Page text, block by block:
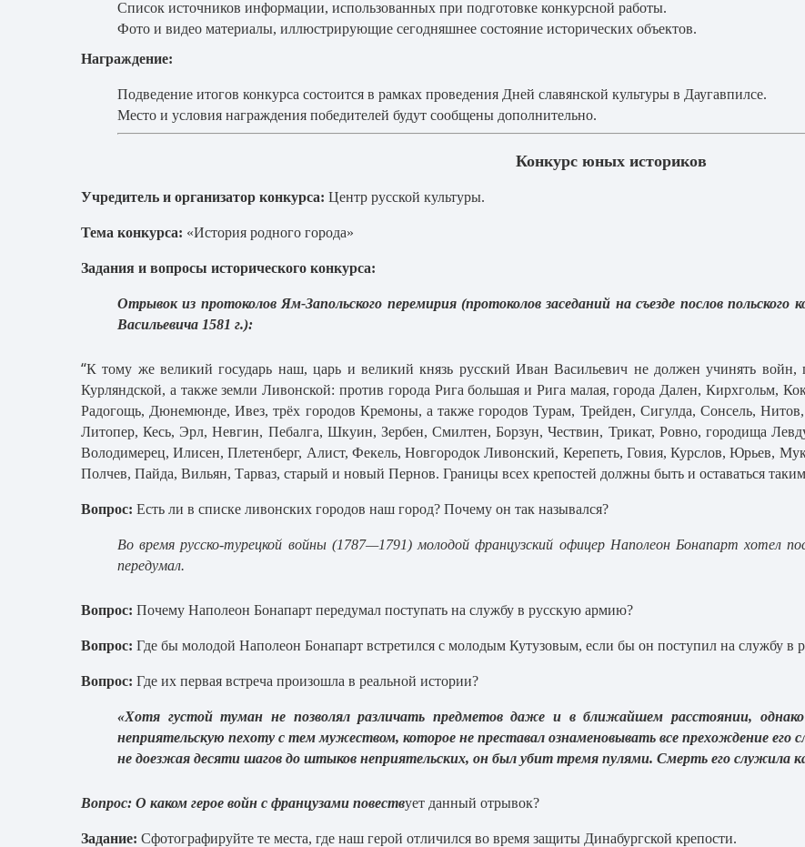
Список источников информации, использованных при подготовке конкурсной работы.
Фото и видео материалы, иллюстрирующие сегодняшнее состояние исторических объектов.
Награждение:
Подведение итогов конкурса состоится в рамках проведения Дней славянской культуры в Даугавпилсе.
Место и условия награждения победителей будут сообщены дополнительно.
Конкурс юных историков
Учредитель и организатор конкурса: Центр русской культуры.
Тема конкурса: «История родного города»
Задания и вопросы исторического конкурса:
Отрывок из протоколов Ям-Запольского перемирия (протоколов заседаний на съезде послов польского
Васильевича 1581 г.):
“К тому же великий государь наш, царь и великий князь русский Иван Васильевич не должен учинять
Курляндской, а также земли Ливонской: против города Рига большая и Рига малая, города Дален, Кирхгольм,
Радогощь, Дюнемюнде, Ивез, трёх городов Кремоны, а также городов Турам, Трейден, Сигулда, Сонсель,
Литопер, Кесь, Эрл, Невгин, Пебалга, Шкуин, Зербен, Смилтен, Борзун, Чествин, Трикат, Ровно, городища
Володимерец, Илисен, Плетенберг, Алист, Фекель, Новгородок Ливонский, Керепеть, Говия, Курслов, Юрьев,
Полчев, Пайда, Вильян, Тарваз, старый и новый Пернов. Границы всех крепостей должны быть и оставаться
Вопрос: Есть ли в списке ливонских городов наш город? Почему он так назывался?
Во время русско-турецкой войны (1787—1791) молодой французский офицер Наполеон Бонапарт хотел
передумал.
Вопрос: Почему Наполеон Бонапарт передумал поступать на службу в русскую армию?
Вопрос: Где бы молодой Наполеон Бонапарт встретился с молодым Кутузовым, если бы он поступил на службу в
Вопрос: Где их первая встреча произошла в реальной истории?
«Хотя густой туман не позволял различать предметов даже и в ближайшем расстоянии,
неприятельскую пехоту с тем мужеством, которое не преставал ознаменовывать все прехождение его
не доезжая десяти шагов до штыков неприятельских, он был убит тремя пулями. Смерть его служила
Вопрос: О каком герое войн с французами повествует данный отрывок?
Задание: Сфотографируйте те места, где наш герой отличился во время защиты Динабургской крепости.